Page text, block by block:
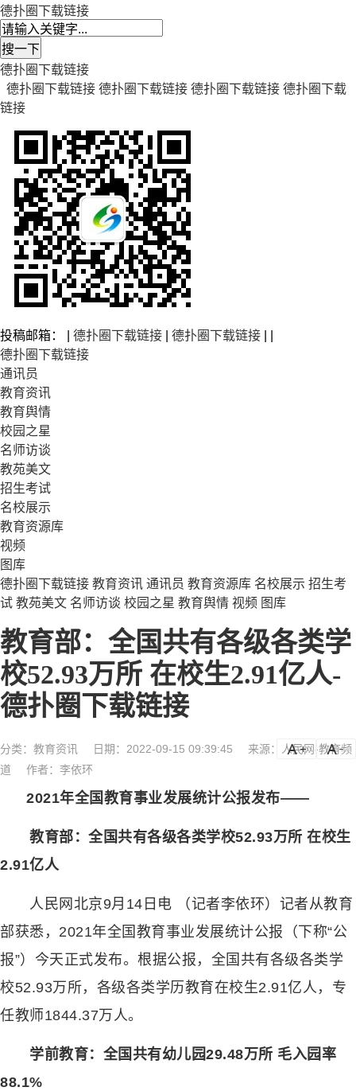
德扑圈下载链接
德扑圈下载链接
德扑圈下载链接 德扑圈下载链接 德扑圈下载链接 德扑圈下载
链接
投稿邮箱： | 德扑圈下载链接 德扑圈下载链接
德扑圈下载链接
通讯员
教育资讯
教育舆情
校园之星
名师访谈
教苑美文
招生考试
名校展示
教育资源库
视频
图库
德扑圈下载链接 教育资讯 通讯员 教育资源库 名校展示 招生考
试 教苑美文 名师访谈 校园之星 教育舆情 视频 图库
教育部：全国共有各级各类学
校52.93万所 在校生2.91亿人-
德扑圈下载链接
分类： 教育资讯 日期：2022-09-15 09:39:45
来源：人民网-教育频
道
作者：李依环
a a-
2021年全国教育事业发展统计公报发布——
教育部：全国共有各级各类学校52.93万所 在校生
2.91亿人
人民网北京9月14日电 （记者李依环）记者从教育
部获悉，2021年全国教育事业发展统计公报（下称“公
报”）今天正式发布。根据公报，全国共有各级各类学
校52.93万所，各级各类学历教育在校生2.91亿人，专
任教师1844.37万人。
学前教育：全国共有幼儿园29.48万所 毛入园率
88.1%